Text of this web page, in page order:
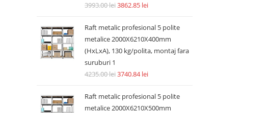
3993.00lei3862.85 lei
Raft metalic profesional 5 polite
metalice 2000X6210X400mm
(HxLxA), 130 kg/polita, montaj fara
suruburi 1
4235.00lei3740.84lei
Raft metalic profesional 5 polite
metalice 2000X6210X500mm